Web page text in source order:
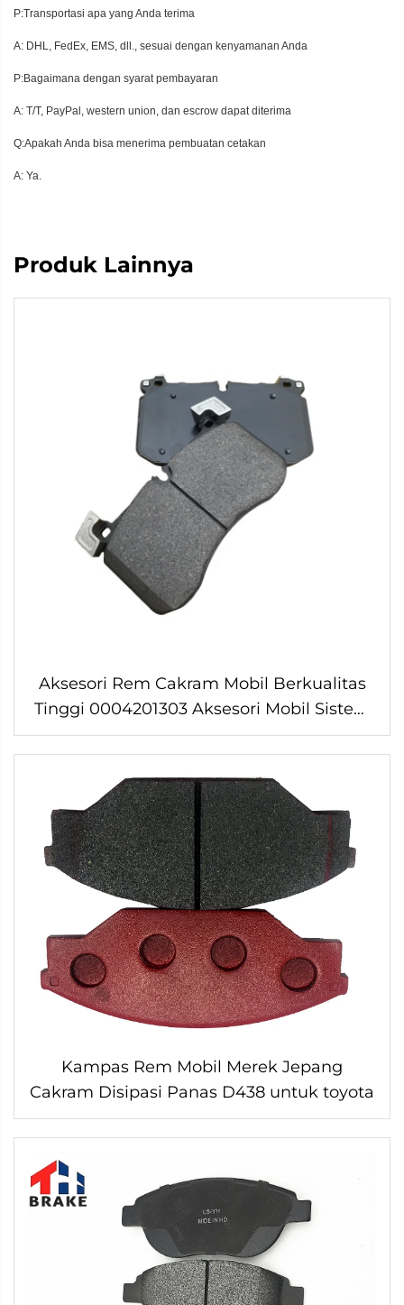
P:Transportasi apa yang Anda terima
A: DHL, FedEx, EMS, dll., sesuai dengan kenyamanan Anda
P:Bagaimana dengan syarat pembayaran
A: T/T, PayPal, western union, dan escrow dapat diterima
Q:Apakah Anda bisa menerima pembuatan cetakan
A: Ya.
Produk Lainnya
Aksesori Rem Cakram Mobil Berkualitas
Tinggi 0004201303 Aksesori Mobil Sistem
Rem Cakram Otomatis
Kampas Rem Mobil Merek Jepang
Cakram Disipasi Panas D438 untuk toyota